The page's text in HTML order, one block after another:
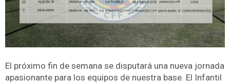
El próximo fin de semana se disputará una nueva jornada
apasionante para los equipos de nuestra base. El Infantil